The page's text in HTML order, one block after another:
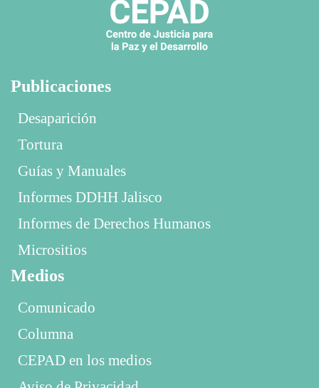
Publicaciones
Desaparición
Tortura
Guías y Manuales
Informes DDHH Jalisco
Informes de Derechos Humanos
Micrositios
Medios
Comunicado
Columna
CEPAD en los medios